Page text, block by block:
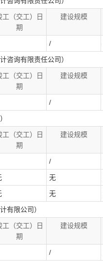
工（交工）日
期
建设规模
/
咨询有限责任公司）
工（交工）日
期
建设规模
/
工（交工）日
期
建设规模
/
无
无
有限公司）
工（交工）日
期
建设规模
/